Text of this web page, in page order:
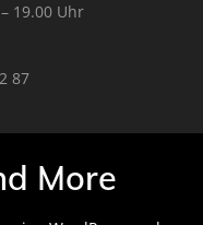
19.00 Uhr
87
More